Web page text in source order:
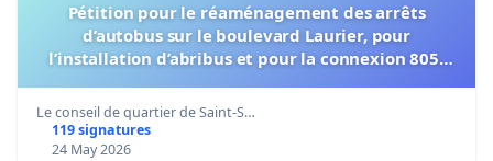
Pétition pour le réaménagement des arrêts
d’autobus sur le boulevard Laurier, pour
l’installation d’abribus et pour la connexion 805-
Le conseil de quartier de Saint-S…
119 signatures
24 May 2026